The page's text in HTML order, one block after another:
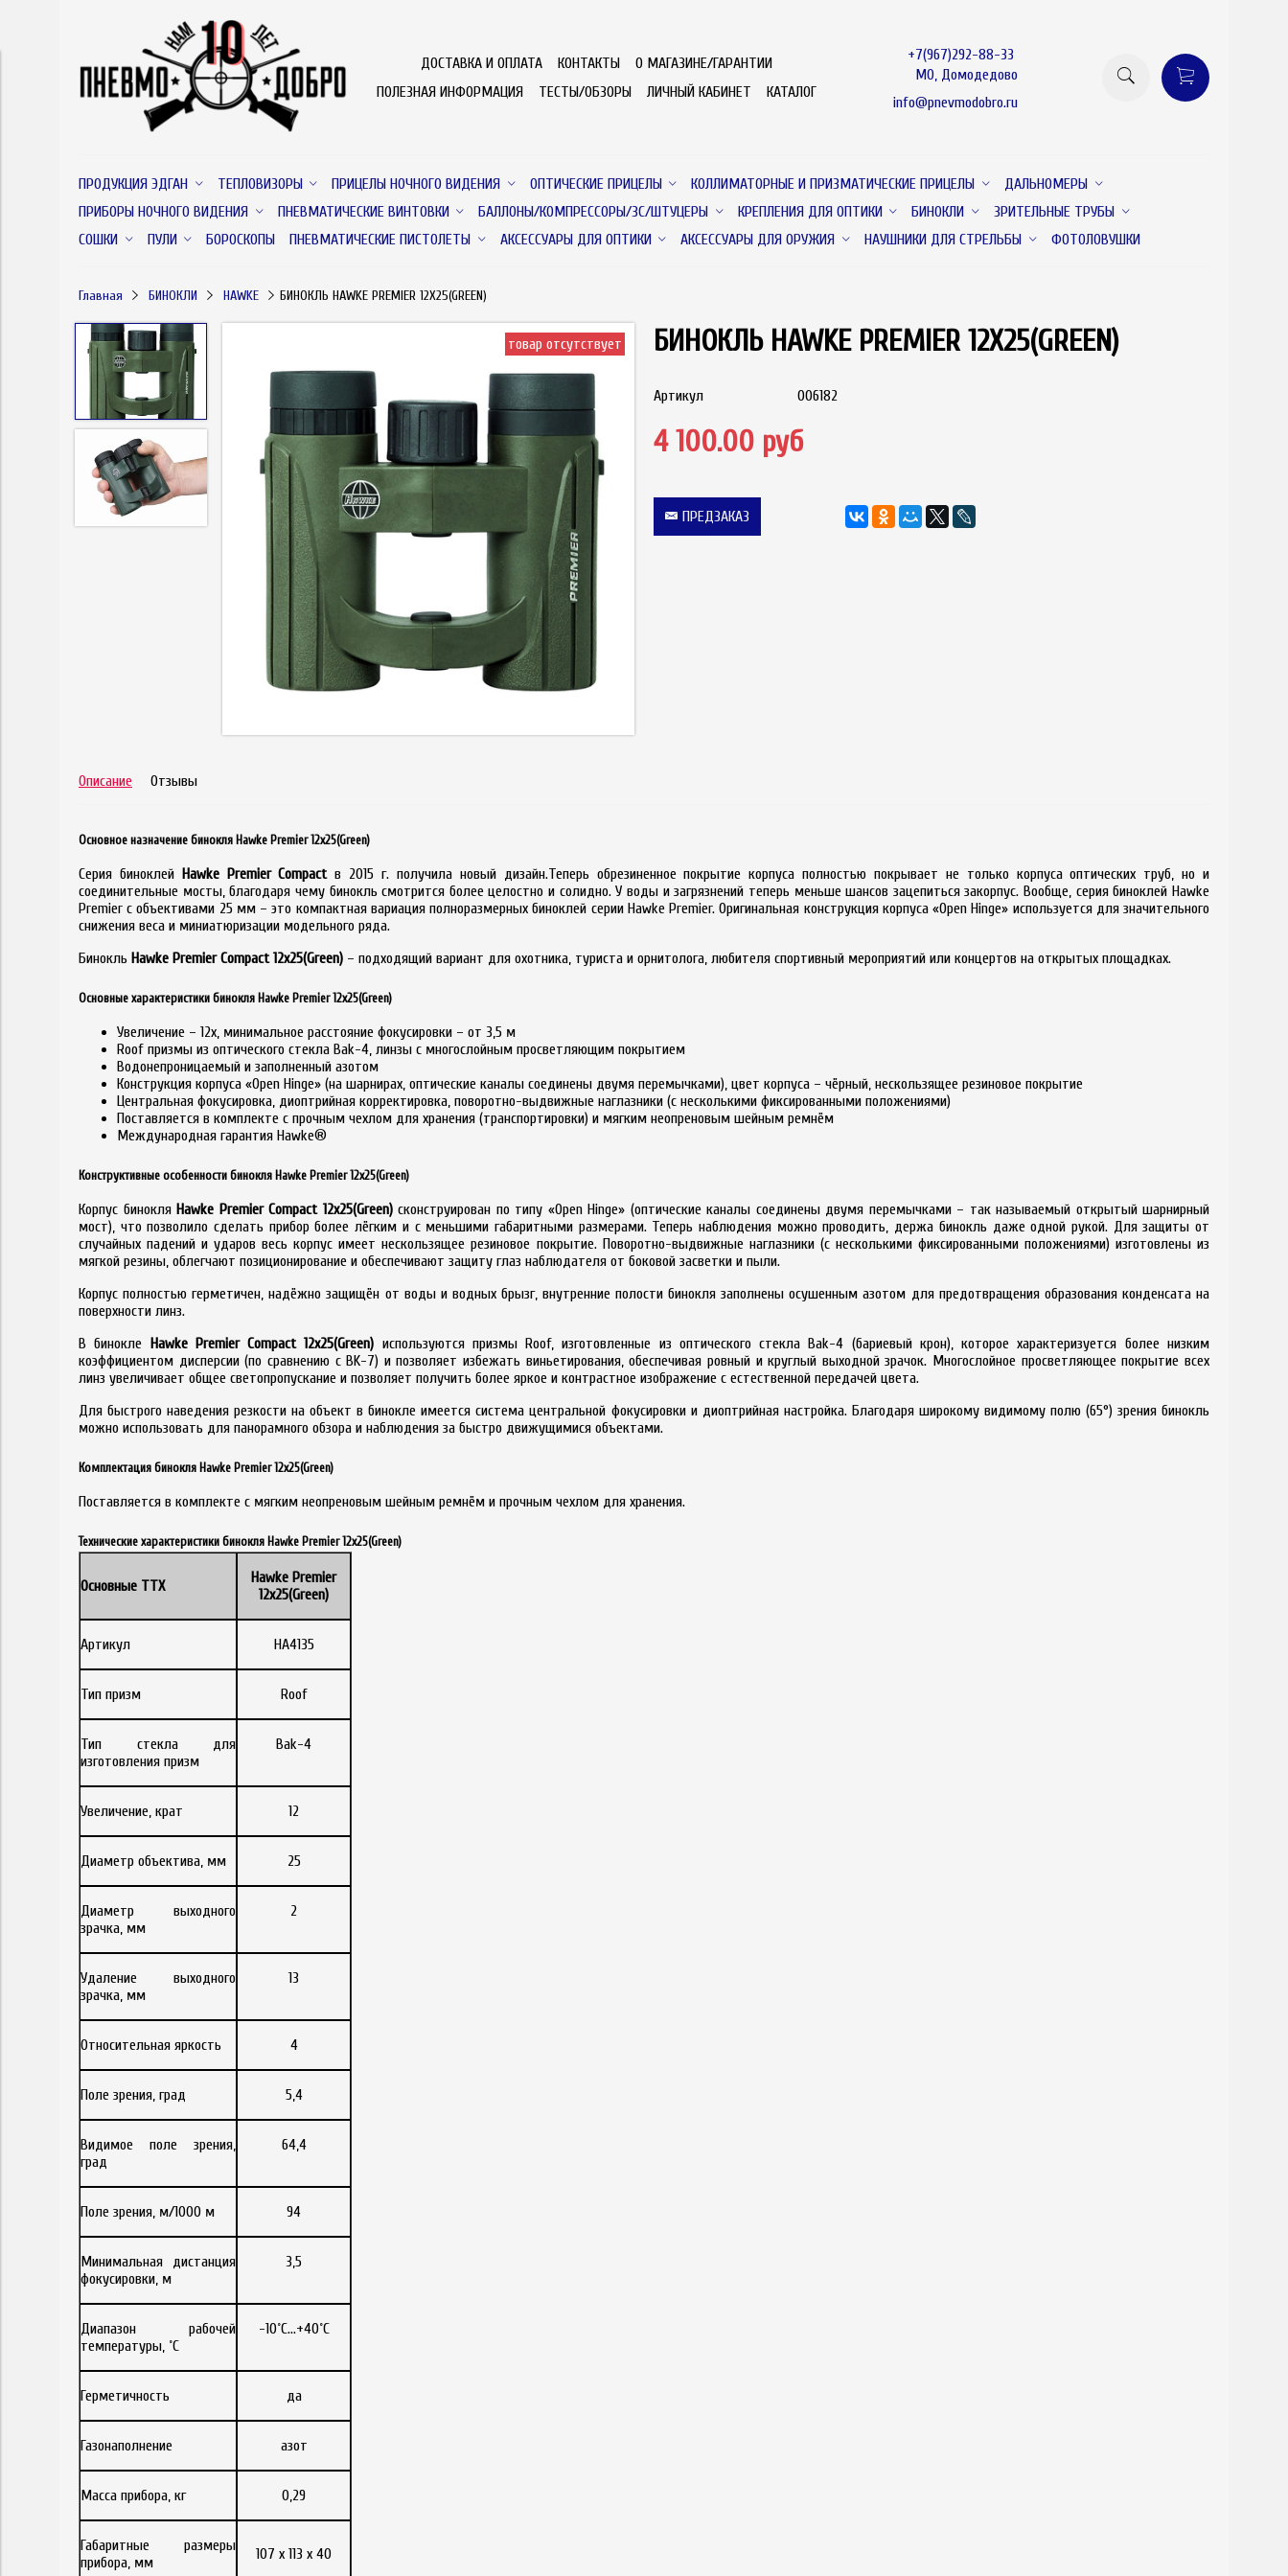
ДОСТАВКА И ОПЛАТА КОНТАКТЫ
О МАГАЗИНЕ/ГАРАНТИИ
ПОЛЕЗНАЯ ИНФОРМАЦИЯ
ТЕСТЫ/ОБЗОРЫ ЛИЧНЫЙ КАБИНЕТ КАТАЛОГ
+7(967)292-88-33
МО, Домодедово
info@pnevmodobro.ru
ПРОДУКЦИЯ ЭДГАН ТЕПЛОВИЗОРЫ ПРИЦЕЛЫ НОЧНОГО ВИДЕНИЯ ОПТИЧЕСКИЕ ПРИЦЕЛЫ КОЛЛИМАТОРНЫЕ И ПРИЗМАТИЧЕСКИЕ ПРИЦЕЛЫ
ДАЛЬНОМЕРЫ
ПРИБОРЫ НОЧНОГО ВИДЕНИЯ
ПНЕВМАТИЧЕСКИЕ ВИНТОВКИ БАЛЛОНЫ/КОМПРЕССОРЫ/ЗС/ШТУЦЕРЫ КРЕПЛЕНИЯ ДЛЯ ОПТИКИ БИНОКЛИ
ЗРИТЕЛЬНЫЕ ТРУБЫ
СОШКИ
ПУЛИ БОРОСКОПЫ ПНЕВМАТИЧЕСКИЕ ПИСТОЛЕТЫ АКСЕССУАРЫ ДЛЯ ОПТИКИ АКСЕССУАРЫ ДЛЯ ОРУЖИЯ НАУШНИКИ ДЛЯ СТРЕЛЬБЫ ФОТОЛОВУШКИ
Главная БИНОКЛИ HAWKE БИНОКЛЬ HAWKE PREMIER 12X25(GREEN)
товар отсутствует товар отсутствует
БИНОКЛЬ HAWKE PREMIER 12X25(GREEN)
Артикул 006182
4 100.00 руб
ПРЕДЗАКАЗ
Описание Отзывы
Основное назначение бинокля Hawke Premier 12x25(Green)
Серия биноклей Hawke Premier Compactв 2015 г. получила новый дизайн.Теперь обрезиненное покрытие корпуса полностью покрывает не только корпуса оптических труб, но и
соединительные мосты, благодаря чему бинокль смотрится более целостно и солидно. У воды и загрязнений теперь меньше шансов зацепиться закорпус. Вообще, серия биноклей Hawke
Premier с объективами 25 мм – это компактная вариация полноразмерных биноклей серии Hawke Premier. Оригинальная конструкция корпуса «Open Hinge» используется для значительного
снижения веса и миниатюризации модельного ряда.
Бинокль Hawke Premier Compact 12x25(Green) – подходящий вариант для охотника, туриста и орнитолога, любителя спортивный мероприятий или концертов на открытых площадках.
Основные характеристики бинокля Hawke Premier 12x25(Green)
Увеличение – 12х, минимальное расстояние фокусировки – от 3,5 м
Roof призмы из оптического стекла Bak-4, линзы с многослойным просветляющим покрытием
Водонепроницаемый и заполненный азотом
Конструкция корпуса «Open Hinge» (на шарнирах, оптические каналы соединены двумя перемычками), цвет корпуса – чёрный, нескользящее резиновое покрытие
Центральная фокусировка, диоптрийная корректировка, поворотно-выдвижные наглазники (с несколькими фиксированными положениями)
Поставляется в комплекте с прочным чехлом для хранения (транспортировки) и мягким неопреновым шейным ремнём
Международная гарантия Hawke®
Конструктивные особенности бинокля Hawke Premier 12x25(Green)
Корпус бинокля Hawke Premier Compact 12x25(Green) сконструирован по типу «Open Hinge» (оптические каналы соединены двумя перемычками – так называемый открытый шарнирный
мост), что позволило сделать прибор более лёгким и с меньшими габаритными размерами. Теперь наблюдения можно проводить, держа бинокль даже одной рукой. Для защиты от
случайных падений и ударов весь корпус имеет нескользящее резиновое покрытие. Поворотно-выдвижные наглазники (с несколькими фиксированными положениями) изготовлены из
мягкой резины, облегчают позиционирование и обеспечивают защиту глаз наблюдателя от боковой засветки и пыли.
Корпус полностью герметичен, надёжно защищён от воды и водных брызг, внутренние полости бинокля заполнены осушенным азотом для предотвращения образования конденсата на
поверхности линз.
В бинокле Hawke Premier Compact 12x25(Green) используются призмы Roof, изготовленные из оптического стекла Bak-4 (бариевый крон), которое характеризуется более низким
коэффициентом дисперсии (по сравнению с BK-7) и позволяет избежать виньетирования, обеспечивая ровный и круглый выходной зрачок. Многослойное просветляющее покрытие всех
линз увеличивает общее светопропускание и позволяет получить более яркое и контрастное изображение с естественной передачей цвета.
Для быстрого наведения резкости на объект в бинокле имеется система центральной фокусировки и диоптрийная настройка. Благодаря широкому видимому полю (65°) зрения бинокль
можно использовать для панорамного обзора и наблюдения за быстро движущимися объектами.
Комплектация бинокля Hawke Premier 12x25(Green)
Поставляется в комплекте с мягким неопреновым шейным ремнём и прочным чехлом для хранения.
Технические характеристики бинокля Hawke Premier 12x25(Green)
Основные ТТХ
Hawke Premier
12x25(Green)
Артикул HA4135
Тип призм Roof
Тип стекла для
изготовления призм
Bak-4
Увеличение, крат 12
Диаметр объектива, мм 25
Диаметр выходного
зрачка, мм
2
Удаление выходного
зрачка, мм
13
Относительная яркость 4
Поле зрения, град 5,4
Видимое поле зрения,
град
64,4
Поле зрения, м/1000 м 94
Минимальная дистанция
фокусировки, м
3,5
Диапазон рабочей
температуры, ˚С
-10˚С…+40˚С
Герметичность да
Газонаполнение азот
Масса прибора, кг 0,29
Габаритные размеры
прибора, мм
107 x 113 x 40